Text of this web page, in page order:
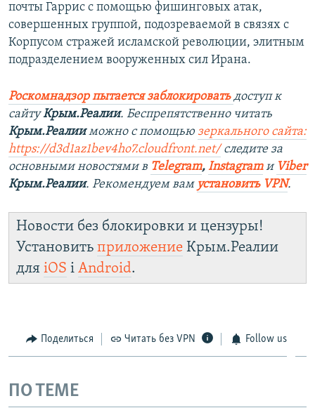
почты Гаррис с помощью фишинговых атак,
совершенных группой, подозреваемой в связях с
Корпусом стражей исламской революции, элитным
подразделением вооруженных сил Ирана.
Роскомнадзор пытается заблокировать доступ к
сайтуКрым.Реалии. Беспрепятственно читать
Крым.Реалииможно с помощью зеркального сайта:
https://d3d1az1bev4ho7.cloudfront.net/ следите за
основными новостями в Telegram, Instagramи Viber
Крым.Реалии. Рекомендуем вам установить VPN.
Новости без блокировки и цензуры!
Установить приложение Крым.Реалии
для iOS і Android.
Поделиться Читать без VPN Follow us
ПО ТЕМЕ